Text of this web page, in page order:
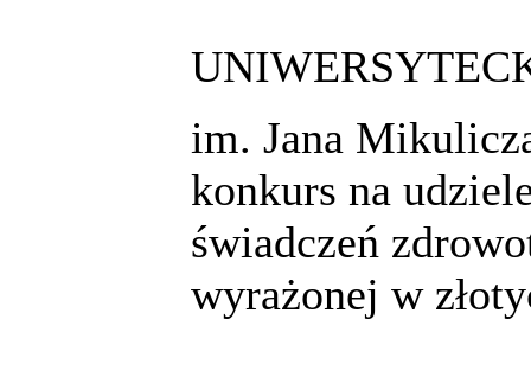
im. Jana
konkurs na
świadczeń
wyrażonej w